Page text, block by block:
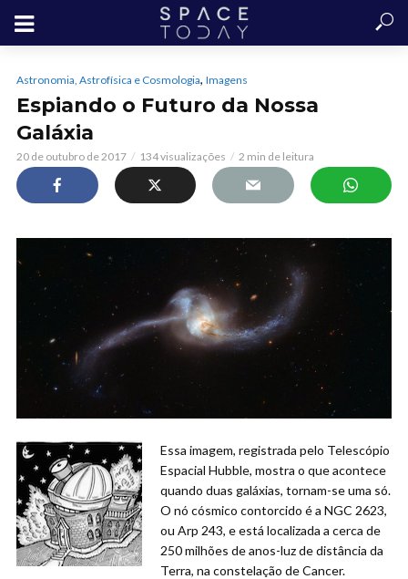
Astronomia, Astrofísica e Cosmologia, Imagens
Espiando o Futuro da Nossa
Galáxia
20 de outubro de 2017 134 visualizações 2 min de leitura
Essa imagem, registrada pelo Telescópio
Espacial Hubble, mostra o que acontece
quando duas galáxias, tornam-se uma só.
O nó cósmico contorcido é a NGC 2623,
ou Arp 243, e está localizada a cerca de
250 milhões de anos-luz de distância da
Terra, na constelação de Cancer.